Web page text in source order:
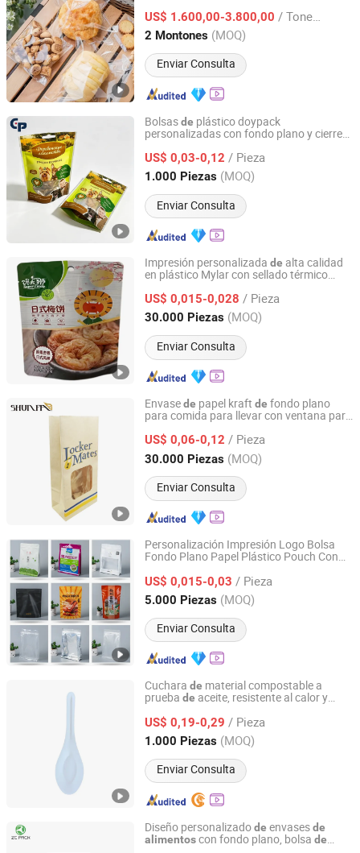
US$ 1.600,00-3.800,00 / Tonelada
2 Montones (MOQ)
Enviar Consulta
Shandong, China Desde 2024
Bolsasde plástico doypack
personalizadas con fondo plano y cierre
cajasdeembalaje al vacío, bolsas
café, alimento para gatos, perros y
mascotas
US$ 0,03-0,12 / Pieza
1.000 Piezas (MOQ)
Enviar Consulta
Qingdao Colorful Printing Packaging Co., Ltd
Shandong, China Desde 2015
Impresión personalizada de alta calidad
en plástico Mylar con sellado térmico
US$ 0,015-0,028 / Pieza
30.000 Piezas (MOQ)
Enviar Consulta
Fujian Kaian Packaging Technology Co., Ltd
Fujian, China Desde 2024
Envasede papel kraft de fondo plano
para comida para llevar con ventana para
US$ 0,06-0,12 / Pieza
30.000 Piezas (MOQ)
Enviar Consulta
Guangdong Shunfa Colour Printing Co., Ltd.
Guangdong, China Desde 2023
Personalización Impresión Logo Bolsa
Fondo Plano Papel Plástico Pouch Con
Cierre DoypackEmpaque
US$ 0,015-0,03 / Pieza
5.000 Piezas (MOQ)
Enviar Consulta
Guangzhou NStar Packaging Co., Ltd.
Guangdong, China Desde 2024
Cuchara de material compostable a
prueba de aceite, resistente al calor y
pulpa
US$ 0,19-0,29 / Pieza
1.000 Piezas (MOQ)
Enviar Consulta
Shanghai Lian Industrial Co., Ltd.
Shanghai, China Desde 2022
Diseño personalizadode envasesde
alimentoscon fondo plano, bolsa de
Qingdao Zhuocai Industry and Trading Co., Ltd.